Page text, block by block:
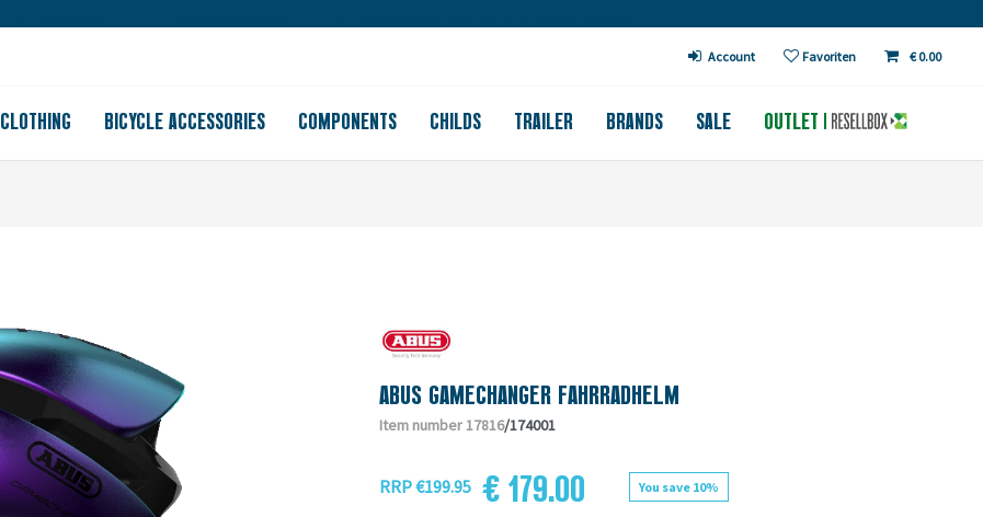
Account Favoriten € 0.00
CLOTHING BICYCLE ACCESSORIES COMPONENTS CHILDS TRAILER BRANDS SALE OUTLET
ABUS GAMECHANGER FAHRRADHELM
Item number 17816/174001
RRP €199.95 € 179.00 You save 10%